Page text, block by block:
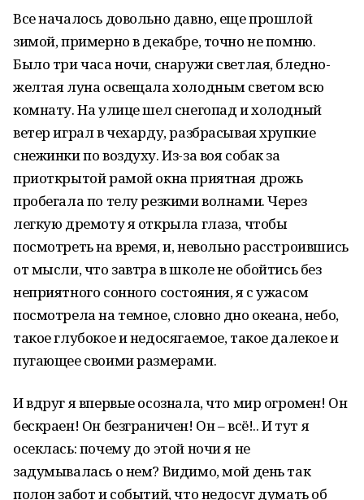
Все началось довольно давно, еще прошлой
зимой, примерно в декабре, точно не помню.
Было три часа ночи, снаружи светлая, бледно-
желтая луна освещала холодным светом всю
комнату. На улице шел снегопад и холодный
ветер играл в чехарду, разбрасывая хрупкие
снежинки по воздуху. Из-за воя собак за
приоткрытой рамой окна приятная дрожь
пробегала по телу резкими волнами. Через
легкую дремоту я открыла глаза, чтобы
посмотреть на время, и, невольно расстроившись
от мысли, что завтра в школе не обойтись без
неприятного сонного состояния, я с ужасом
посмотрела на темное, словно дно океана, небо,
такое глубокое и недосягаемое, такое далекое и
пугающее своими размерами.
И вдруг я впервые осознала, что мир огромен! Он
бескраен! Он безграничен! Он – всё!.. И тут я
осеклась: почему до этой ночи я не
задумывалась о нем? Видимо, мой день так
полон забот и событий, что недосуг думать об